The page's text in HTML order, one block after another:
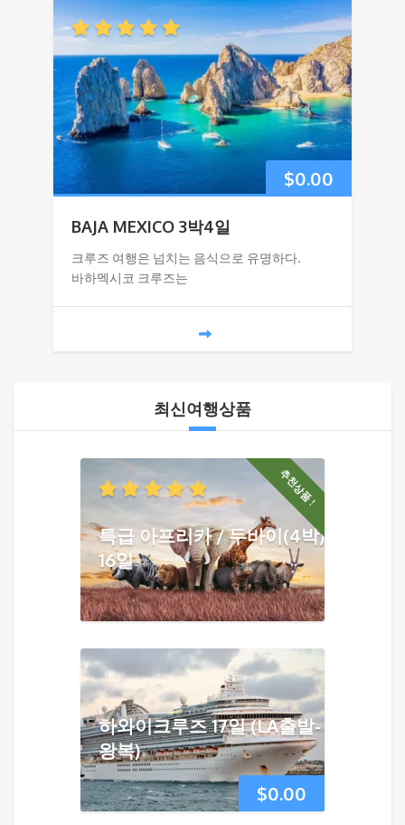
$0.00
BAJA MEXICO 3박4일
크루즈 여행은 넘치는 음식으로 유명하다.
바하멕시코 크루즈는
최신여행상품
추천상품 !
특급 아프리카 / 두바이(4박)
16일
$0.00
하와이크루즈 17일 (LA출발-
왕복)